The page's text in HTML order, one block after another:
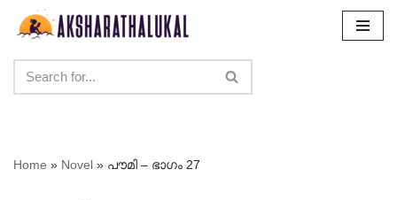
content
Home » Novel » പൗമി – ഭാഗം 27